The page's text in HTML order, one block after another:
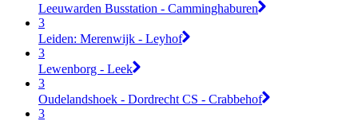
Leeuwarden Busstation - Camminghaburen
3
Leiden: Merenwijk - Leyhof
3
Lewenborg - Leek
3
Oudelandshoek - Dordrecht CS - Crabbehof
3